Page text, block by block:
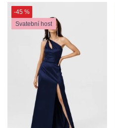
-45 %
Svatební host